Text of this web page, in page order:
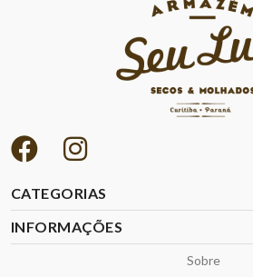
CATEGORIAS
INFORMAÇÕES
Sobre